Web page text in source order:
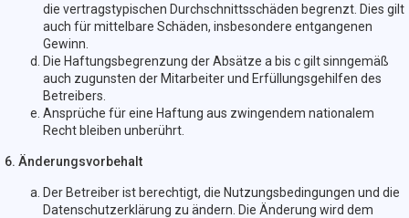
die vertragstypischen Durchschnittsschäden begrenzt. Dies gilt
auch für mittelbare Schäden, insbesondere entgangenen
Gewinn.
Die Haftungsbegrenzung der Absätze a bis c gilt sinngemäß
auch zugunsten der Mitarbeiter und Erfüllungsgehilfen des
Betreibers.
Ansprüche für eine Haftung aus zwingendem nationalem
Recht bleiben unberührt.
6. Änderungsvorbehalt
Der Betreiber ist berechtigt, die Nutzungsbedingungen und die
Datenschutzerklärung zu ändern. Die Änderung wird dem